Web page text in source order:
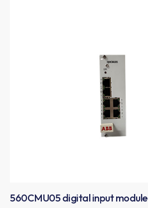
560CMU05 digital input module